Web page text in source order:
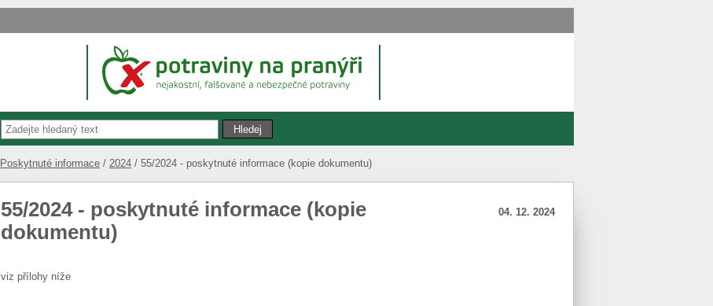
Poskytnuté informace 2024 55/2024 - poskytnuté informace (kopie dokumentu)
55/2024 - poskytnuté informace (kopie
dokumentu)
04. 12. 2024
viz přílohy níže